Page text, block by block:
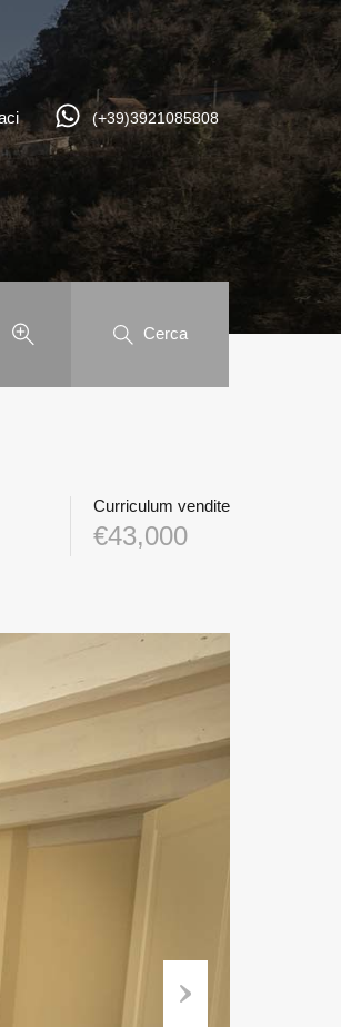
(+39)3921085808
Cerca
Curriculum vendite
€43,000